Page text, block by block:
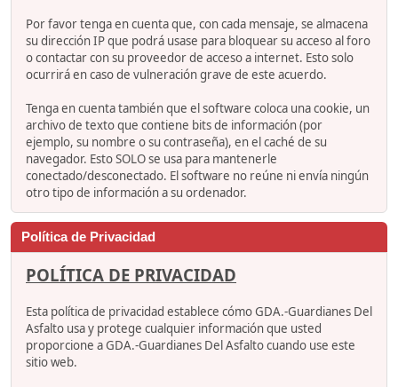
Por favor tenga en cuenta que, con cada mensaje, se almacena
su dirección IP que podrá usase para bloquear su acceso al foro
o contactar con su proveedor de acceso a internet. Esto solo
ocurrirá en caso de vulneración grave de este acuerdo.
Tenga en cuenta también que el software coloca una cookie, un
archivo de texto que contiene bits de información (por
ejemplo, su nombre o su contraseña), en el caché de su
navegador. Esto SOLO se usa para mantenerle
conectado/desconectado. El software no reúne ni envía ningún
otro tipo de información a su ordenador.
Política de Privacidad
POLÍTICA DE PRIVACIDAD
Esta política de privacidad establece cómo GDA.-Guardianes Del
Asfalto usa y protege cualquier información que usted
proporcione a GDA.-Guardianes Del Asfalto cuando use este
sitio web.